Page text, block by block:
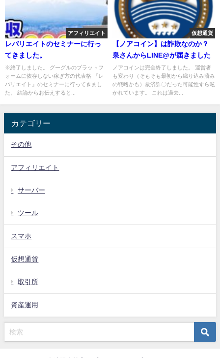
アフィリエイト
レバリエイトのセミナーに行っ
てきました。
※終了しました。 グーグルのプラットフ
ォームに依存しない稼ぎ方の代表格 『レ
バリエイト』のセミナーに行ってきまし
た。 結論からお伝えすると...
仮想通貨
【ノアコイン】は詐欺なのか？
泉さんからLINE@が届きました
ノアコインは完全終了しました。 運営者
も変わり（そもそも最初から織り込み済み
の戦略かも）救済詐〇だった可能性すら呟
かれています。 これは過去...
カテゴリー
その他
アフィリエイト
サーバー
ツール
スマホ
仮想通貨
取引所
資産運用